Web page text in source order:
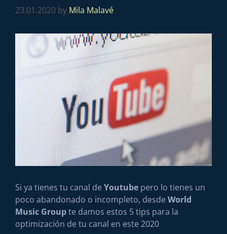
23.01.2020 by Mila Malavé
Si ya tienes tu canal de Youtube pero lo tienes un
poco abandonado o incompleto, desde World
Music Groupte damos estos 5 tips para la
optimización de tu canal en este 2020